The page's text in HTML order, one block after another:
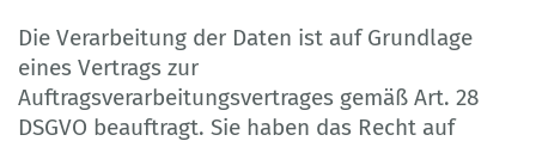
Die Verarbeitung der Daten ist auf Grundlage
eines Vertrags zur
Auftragsverarbeitungsvertrages gemäß Art. 28
DSGVO beauftragt. Sie haben das Recht auf